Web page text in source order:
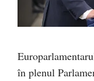
în plenul